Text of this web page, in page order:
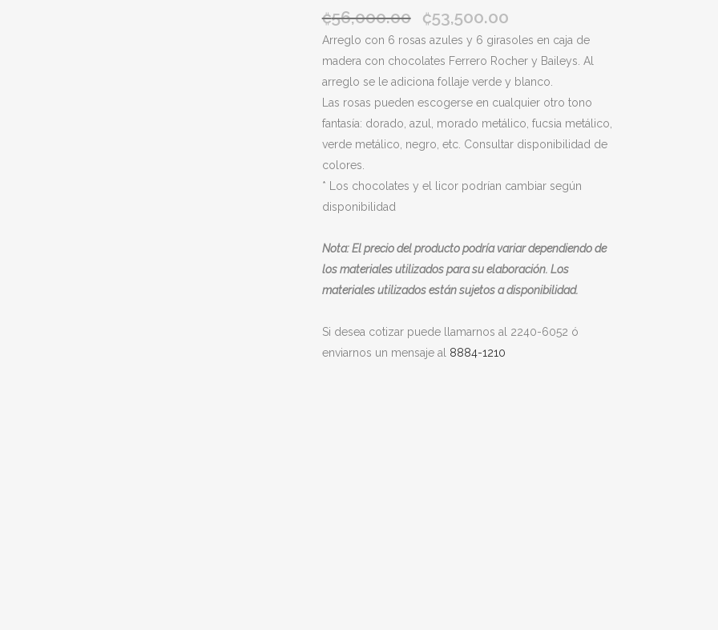
₡56,000.00
El
precio
original
era:
₡56,000.00.
₡53,500.00El
precio
actual
es:
₡53,500.00.
Arreglo con 6 rosas azules y 6 girasoles en caja de
madera con chocolates Ferrero Rocher y Baileys. Al
arreglo se le adiciona follaje verde y blanco.
Las rosas pueden escogerse en cualquier otro tono
fantasía: dorado, azul, morado metálico, fucsia metálico,
verde metálico, negro, etc. Consultar disponibilidad de
colores.
* Los chocolates y el licor podrían cambiar según
disponibilidad
Nota: El precio del producto podría variar dependiendo de
los materiales utilizados para su elaboración. Los
materiales utilizados están sujetos a disponibilidad.
Si desea cotizar puede llamarnos al 2240-6052 ó
enviarnos un mensaje al 8884-1210